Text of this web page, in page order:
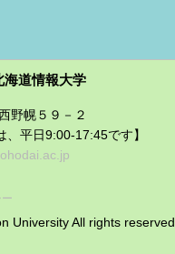
道情報大学
野幌５９－２
平日9:00-17:45です】
University All rights reserved.